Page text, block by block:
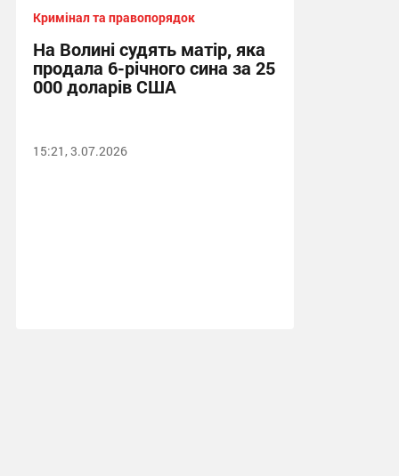
Кримінал та правопорядок
На Волині судять матір, яка
продала 6-річного сина за 25
000 доларів США
15:21, 3.07.2026